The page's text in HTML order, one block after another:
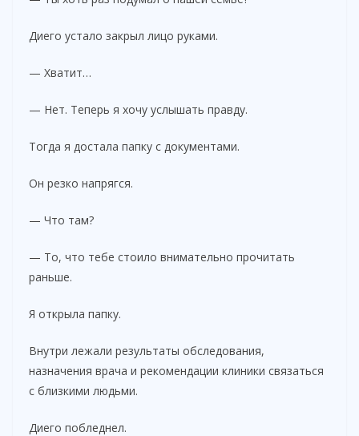
Диего устало закрыл лицо руками.
— Хватит…
— Нет. Теперь я хочу услышать правду.
Тогда я достала папку с документами.
Он резко напрягся.
— Что там?
— То, что тебе стоило внимательно прочитать
раньше.
Я открыла папку.
Внутри лежали результаты обследования,
назначения врача и рекомендации клиники связаться
с близкими людьми.
Диего побледнел.